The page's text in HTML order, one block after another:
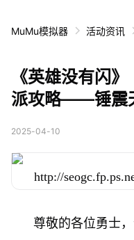
MuMu模拟器 活动资讯
《英雄没有闪
派攻略——锤震
2025-04-10
尊敬的各位勇士